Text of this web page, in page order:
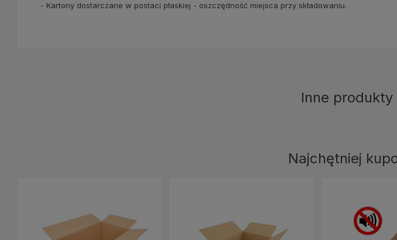
- Kartony dostarczane w postaci płaskiej - oszczędność miejsca przy składowaniu.
Inne
Najchętniej